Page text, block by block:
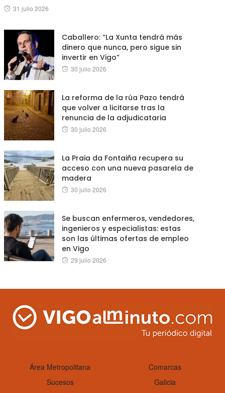
Posted
31 julio 2026
Caballero: “La Xunta tendrá más
dinero que nunca, pero sigue sin
invertir en Vigo”
Posted
30 julio 2026
La reforma de la rúa Pazo tendrá
que volver a licitarse tras la
renuncia de la adjudicataria
Posted
30 julio 2026
La Praia da Fontaiña recupera su
acceso con una nueva pasarela de
madera
Posted
30 julio 2026
Se buscan enfermeros, vendedores,
ingenieros y especialistas: estas
son las últimas ofertas de empleo
en Vigo
Posted
29 julio 2026
Área Metropolitana
Comarcas
Sucesos
Galicia